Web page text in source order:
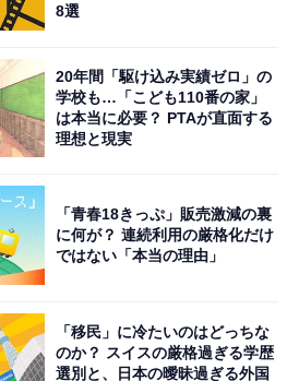
像出典：Amazon）
ャクが目を引くデザイン。クリ
め、付属の中表紙（2種）を差
むこともできます。かわいいア
の一冊です。
8選
20年間「駆け込み実績ゼロ」の
学校も…「こども110番の家」
は本当に必要？ PTAが直面する
理想と現実
「青春18きっぷ」販売激減の裏
に何が？ 連続利用の厳格化だけ
ではない「本当の理由」
「移民」に冷たいのはどっちな
のか？ スイスの厳格過ぎる学歴
選別と、日本の曖昧過ぎる外国